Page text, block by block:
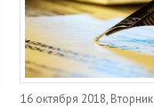
16 октября 2018, Вторник